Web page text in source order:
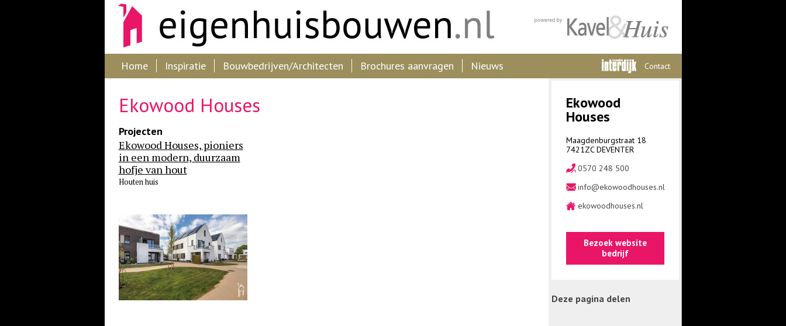
Home Inspiratie Bouwbedrijven/Architecten Brochures aanvragen Nieuws Contact
Ekowood Houses
Projecten
Ekowood Houses, pioniers
in een modern, duurzaam
hofje van hout
Houten huis
Ekowood
Houses
Maagdenburgstraat 18
7421ZC DEVENTER
0570 248 500
info@ekowoodhouses.nl
ekowoodhouses.nl
Bezoek website
bedrijf
Deze pagina delen